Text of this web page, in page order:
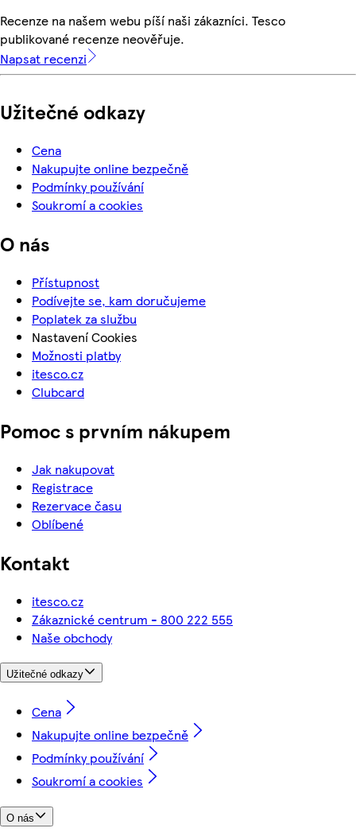
Recenze na našem webu píší naši zákazníci. Tesco
publikované recenze neověřuje.
Napsat recenzi
Užitečné odkazy
Cena
Nakupujte online bezpečně
Podmínky používání
Soukromí a cookies
O nás
Přístupnost
Podívejte se, kam doručujeme
Poplatek za službu
Nastavení Cookies
Možnosti platby
itesco.cz
Clubcard
Pomoc s prvním nákupem
Jak nakupovat
Registrace
Rezervace času
Oblíbené
Kontakt
itesco.cz
Zákaznické centrum - 800 222 555
Naše obchody
Užitečné odkazy
Cena
Nakupujte online bezpečně
Podmínky používání
Soukromí a cookies
O nás